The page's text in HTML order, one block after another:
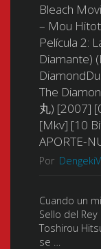
Bleach
– Mou
Película 2:
Diamante)
The
丸) [2007]
[Mkv] [10
APORTE-
Por
Cuando un
Sello del
Toshirou
se …